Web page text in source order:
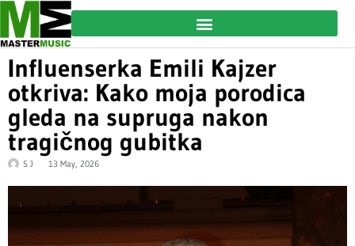
Influenserka Emili Kajzer
otkriva: Kako moja porodica
gleda na supruga nakon
tragičnog gubitka
S J 13 May, 2026